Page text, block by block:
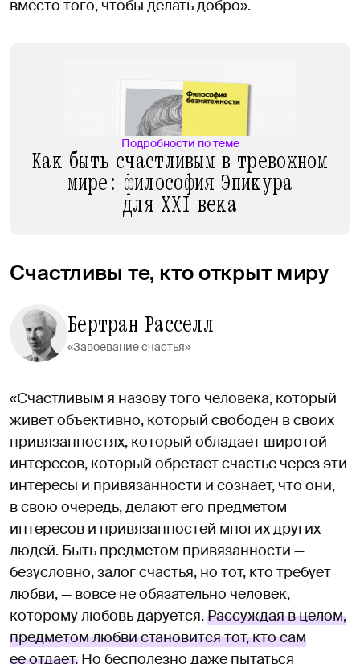
вместо того, чтобы делать добро».
Подробности по теме
Как быть счастливым в тревожном
мире: философия Эпикура
для XXI века
Счастливы те, кто открыт миру
Бертран Расселл
«Завоевание счастья»
«Счастливым я назову того человека, который
живет объективно, который свободен в своих
привязанностях, который обладает широтой
интересов, который обретает счастье через эти
интересы и привязанности и сознает, что они,
в свою очередь, делают его предметом
интересов и привязанностей многих других
людей. Быть предметом привязанности —
безусловно, залог счастья, но тот, кто требует
любви, — вовсе не обязательно человек,
которому любовь даруется.Рассуждая в целом,
предметом любви становится тот, кто сам
ее отдает. Но бесполезно даже пытаться